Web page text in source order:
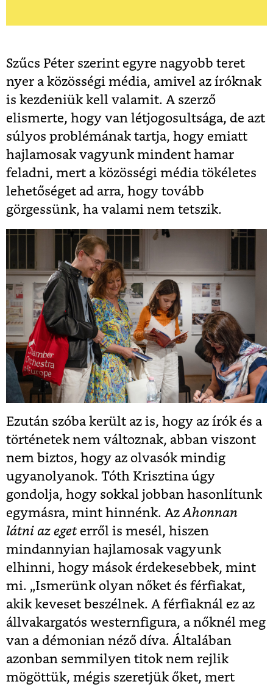
Szűcs Péter szerint egyre nagyobb teret
nyer a közösségi média, amivel az íróknak
is kezdeniük kell valamit. A szerző
elismerte, hogy van létjogosultsága, de azt
súlyos problémának tartja, hogy emiatt
hajlamosak vagyunk mindent hamar
feladni, mert a közösségi média tökéletes
lehetőséget ad arra, hogy tovább
görgessünk, ha valami nem tetszik.
Ezután szóba került az is, hogy az írók és a
történetek nem változnak, abban viszont
nem biztos, hogy az olvasók mindig
ugyanolyanok. Tóth Krisztina úgy
gondolja, hogy sokkal jobban hasonlítunk
egymásra, mint hinnénk. Az Ahonnan
látni az egeterről is mesél, hiszen
mindannyian hajlamosak vagyunk
elhinni, hogy mások érdekesebbek, mint
mi. „Ismerünk olyan nőket és férfiakat,
akik keveset beszélnek. A férfiaknál ez az
állvakargatós westernfigura, a nőknél meg
van a démonian néző díva. Általában
azonban semmilyen titok nem rejlik
mögöttük, mégis szeretjük őket, mert